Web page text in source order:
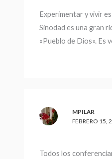
Experimentar y vivir
Sinodad es una gran
«Pueblo de Dios». Es
MPILAR
FEBRERO 15,
Todos los